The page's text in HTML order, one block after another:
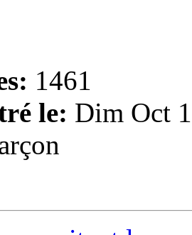
1461
le: Dim Oct